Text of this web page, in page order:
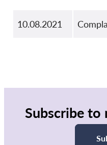
10.08.2021
Subscribe to